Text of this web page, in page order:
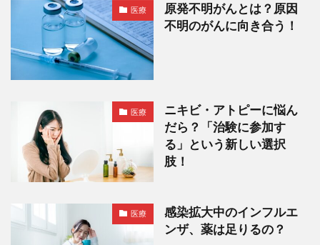
医療
原発不明がんとは？原因
不明のがんに向き合う！
医療
ニキビ・アトピーに悩ん
だら？「治験に参加す
る」という新しい選択
肢！
医療
感染拡大中のインフルエ
ンザ、薬は足りるの？